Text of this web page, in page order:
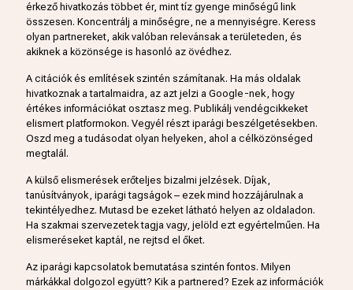
érkező hivatkozás többet ér, mint tíz gyenge minőségű link
összesen. Koncentrálj a minőségre, ne a mennyiségre. Keress
olyan partnereket, akik valóban relevánsak a területeden, és
akiknek a közönsége is hasonló az övédhez.
A citációk és említések szintén számítanak. Ha más oldalak
hivatkoznak a tartalmaidra, az azt jelzi a Google-nek, hogy
értékes információkat osztasz meg. Publikálj vendégcikkeket
elismert platformokon. Vegyél részt iparági beszélgetésekben.
Oszd meg a tudásodat olyan helyeken, ahol a célközönséged
megtalál.
A külső elismerések erőteljes bizalmi jelzések. Díjak,
tanúsítványok, iparági tagságok – ezek mind hozzájárulnak a
tekintélyedhez. Mutasd be ezeket látható helyen az oldaladon.
Ha szakmai szervezetek tagja vagy, jelöld ezt egyértelműen. Ha
elismeréseket kaptál, ne rejtsd el őket.
Az iparági kapcsolatok bemutatása szintén fontos. Milyen
márkákkal dolgozol együtt? Kik a partnered? Ezek az információk